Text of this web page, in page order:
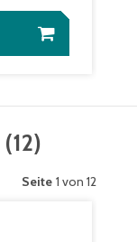
(12)
Seite 1 von 12